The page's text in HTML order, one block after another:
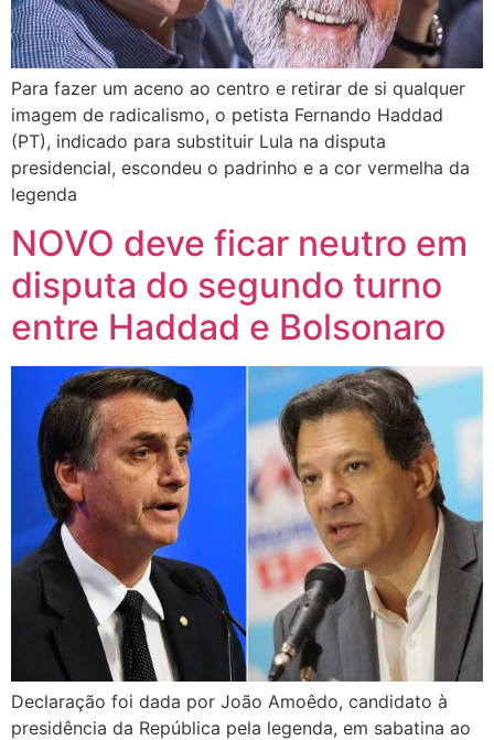
Para fazer um aceno ao centro e retirar de si qualquer
imagem de radicalismo, o petista Fernando Haddad
(PT), indicado para substituir Lula na disputa
presidencial, escondeu o padrinho e a cor vermelha da
legenda
NOVO deve ficar neutro em
disputa do segundo turno
entre Haddad e Bolsonaro
Declaração foi dada por João Amoêdo, candidato à
presidência da República pela legenda, em sabatina ao